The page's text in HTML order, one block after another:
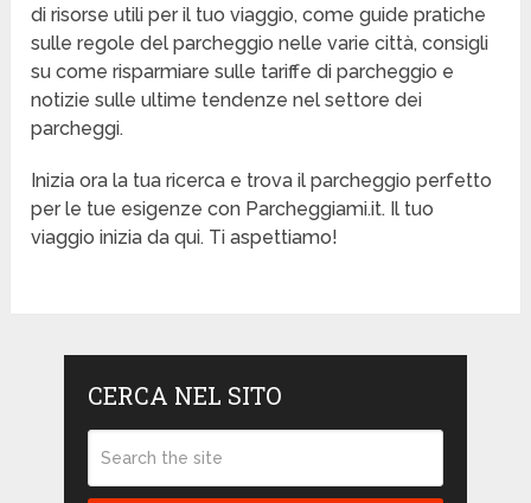
di risorse utili per il tuo viaggio, come guide pratiche
sulle regole del parcheggio nelle varie città, consigli
su come risparmiare sulle tariffe di parcheggio e
notizie sulle ultime tendenze nel settore dei
parcheggi.
Inizia ora la tua ricerca e trova il parcheggio perfetto
per le tue esigenze con Parcheggiami.it. Il tuo
viaggio inizia da qui. Ti aspettiamo!
CERCA NEL SITO